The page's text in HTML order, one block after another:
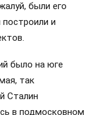
были его
и
было на юге
так
Сталин
в подмосковном